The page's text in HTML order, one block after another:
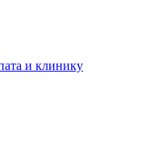
и клинику